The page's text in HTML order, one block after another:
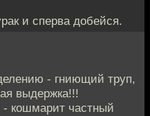
и сперва добейся.
- гниющий труп,
выдержка!!!
- кошмарит частный